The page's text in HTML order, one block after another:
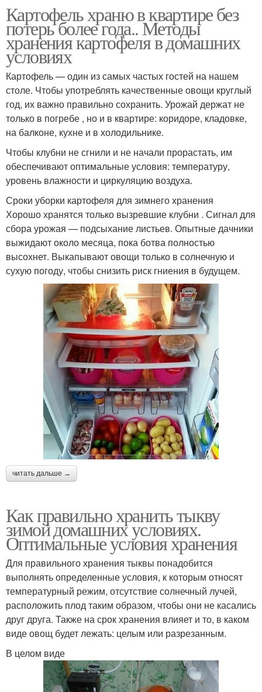
Картофель храню в квартире без
потерь более года.. Методы
хранения картофеля в домашних
условиях
Картофель — один из самых частых гостей на нашем
столе. Чтобы употреблять качественные овощи круглый
год, их важно правильно сохранить. Урожай держат не
только в погребе , но и в квартире: коридоре, кладовке,
на балконе, кухне и в холодильнике.
Чтобы клубни не сгнили и не начали прорастать, им
обеспечивают оптимальные условия: температуру,
уровень влажности и циркуляцию воздуха.
Сроки уборки картофеля для зимнего хранения
Хорошо хранятся только вызревшие клубни . Сигнал для
сбора урожая — подсыхание листьев. Опытные дачники
выжидают около месяца, пока ботва полностью
высохнет. Выкапывают овощи только в солнечную и
сухую погоду, чтобы снизить риск гниения в будущем.
читать дальше →
Как правильно хранить тыкву
зимой домашних условиях.
Оптимальные условия хранения
Для правильного хранения тыквы понадобится
выполнять определенные условия, к которым относят
температурный режим, отсутствие солнечный лучей,
расположить плод таким образом, чтобы они не касались
друг друга. Также на срок хранения влияет и то, в каком
виде овощ будет лежать: целым или разрезанным.
В целом виде